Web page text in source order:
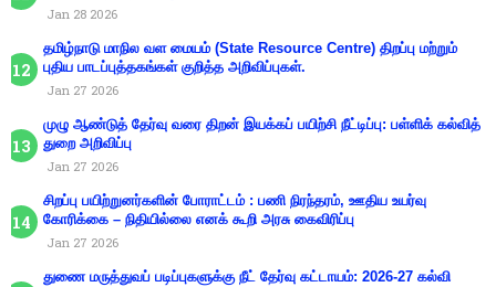
Jan 28 2026
தமிழ்நாடு மாநில வள மையம் (State Resource Centre) திறப்பு மற்றும்
புதிய பாடப்புத்தகங்கள் குறித்த அறிவிப்புகள்.
Jan 27 2026
முழு ஆண்டுத் தேர்வு வரை திறன் இயக்கப் பயிற்சி நீட்டிப்பு: பள்ளிக் கல்வித்
துறை அறிவிப்பு
Jan 27 2026
சிறப்பு பயிற்றுனர்களின் போராட்டம் : பணி நிரந்தரம், ஊதிய உயர்வு
கோரிக்கை – நிதியில்லை எனக் கூறி அரசு கைவிரிப்பு
Jan 27 2026
துணை மருத்துவப் படிப்புகளுக்கு நீட் தேர்வு கட்டாயம்: 2026-27 கல்வி